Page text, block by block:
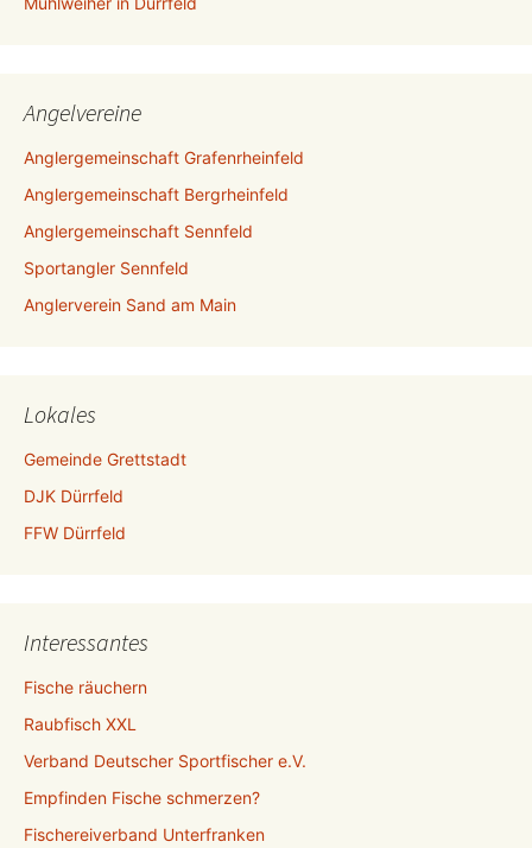
Angelvereine
Anglergemeinschaft Grafenrheinfeld
Anglergemeinschaft Bergrheinfeld
Anglergemeinschaft Sennfeld
Sportangler Sennfeld
Anglerverein Sand am Main
Lokales
Gemeinde Grettstadt
DJK Dürrfeld
FFW Dürrfeld
Interessantes
Fische räuchern
Raubfisch XXL
Verband Deutscher Sportfischer e.V.
Empfinden Fische schmerzen?
Fischereiverband Unterfranken